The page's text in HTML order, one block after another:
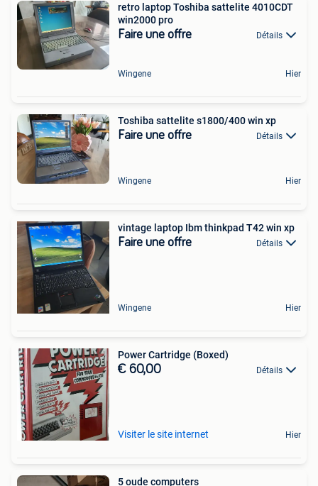
retro laptop Toshiba sattelite 4010CDT
win2000 pro
Faire une offre Détails
Wingene Hier
Toshiba sattelite s1800/400 win xp
Faire une offre Détails
Wingene Hier
vintage laptop Ibm thinkpad T42 win xp
Faire une offre Détails
Wingene Hier
Power Cartridge (Boxed)
€ 60,00 Détails
Visiter le site internet Hier
5 oude computers